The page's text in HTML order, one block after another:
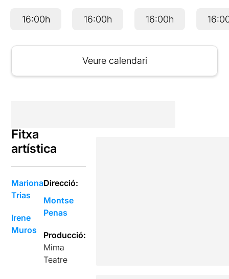
16:00h 16:00h 16:00h
Veure calendari
Fitxa
artística
Mariona
Trias
Irene
Muros
Direcció:
Montse
Penas
Producció:
Mima
Teatre